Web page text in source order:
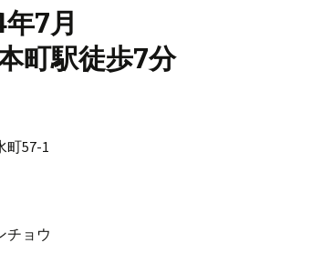
7月
町駅徒歩7分
57-1
チョウ